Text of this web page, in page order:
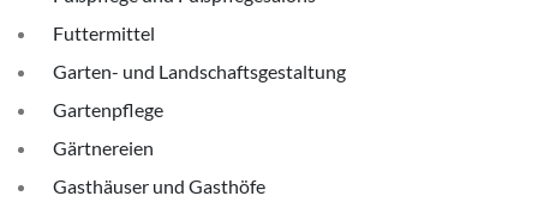
Futtermittel
Garten- und Landschaftsgestaltung
Gartenpflege
Gärtnereien
Gasthäuser und Gasthöfe